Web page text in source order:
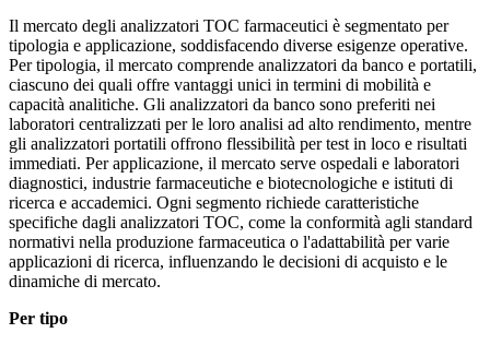
Il mercato degli analizzatori TOC farmaceutici è segmentato per
tipologia e applicazione, soddisfacendo diverse esigenze operative.
Per tipologia, il mercato comprende analizzatori da banco e portatili,
ciascuno dei quali offre vantaggi unici in termini di mobilità e
capacità analitiche. Gli analizzatori da banco sono preferiti nei
laboratori centralizzati per le loro analisi ad alto rendimento, mentre
gli analizzatori portatili offrono flessibilità per test in loco e risultati
immediati. Per applicazione, il mercato serve ospedali e laboratori
diagnostici, industrie farmaceutiche e biotecnologiche e istituti di
ricerca e accademici. Ogni segmento richiede caratteristiche
specifiche dagli analizzatori TOC, come la conformità agli standard
normativi nella produzione farmaceutica o l'adattabilità per varie
applicazioni di ricerca, influenzando le decisioni di acquisto e le
dinamiche di mercato.
Per tipo